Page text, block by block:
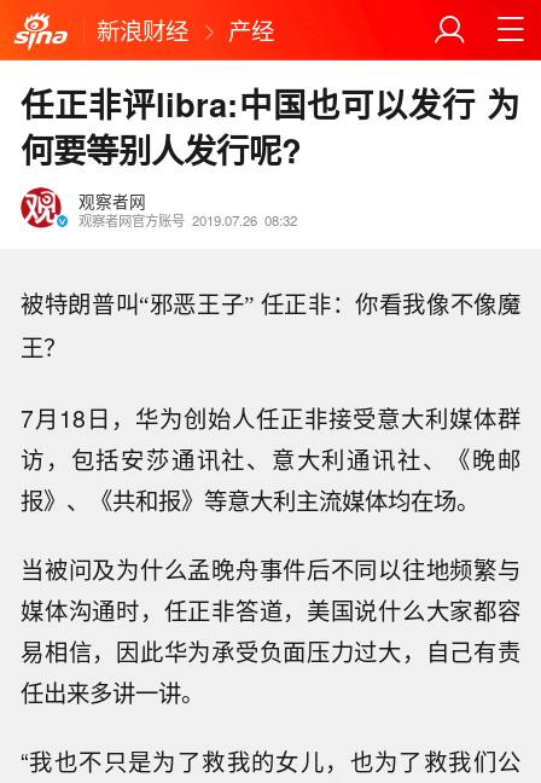
新浪财经 产经
任正非评libra:中国也可以发行 为
何要等别人发行呢?
观察者网
观察者网官方账号 2019.07.26 08:32
被特朗普叫“邪恶王子” 任正非：你看我像不像魔
王？
7月18日，华为创始人任正非接受意大利媒体群
访，包括安莎通讯社、意大利通讯社、《晚邮
报》、《共和报》等意大利主流媒体均在场。
当被问及为什么孟晚舟事件后不同以往地频繁与
媒体沟通时，任正非答道，美国说什么大家都容
易相信，因此华为承受负面压力过大，自己有责
任出来多讲一讲。
“我也不只是为了救我的女儿，也为了救我们公